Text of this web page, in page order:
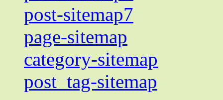
post-sitemap7
page-sitemap
category-sitemap
post_tag-sitemap